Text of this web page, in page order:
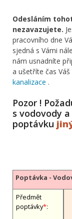
Odesláním
nezavazujete.
pracovního dne
sjedná s Vámi
nám usnadníte
a ušetříte čas
kanalizace .
Pozor !
s vodovody
poptávku
Poptávka -
Předmět
poptávky*: